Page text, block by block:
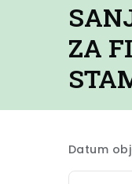
ZA
Datum